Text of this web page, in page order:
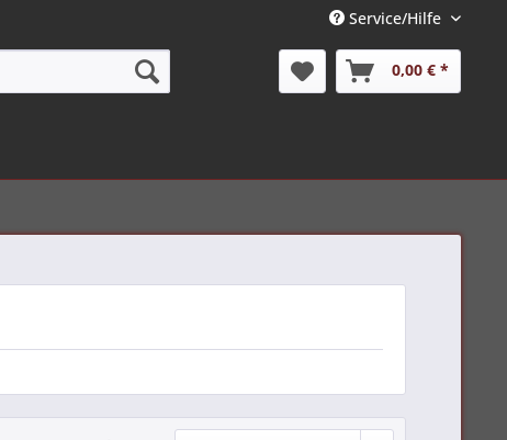
Service/Hilfe
0,00 € *